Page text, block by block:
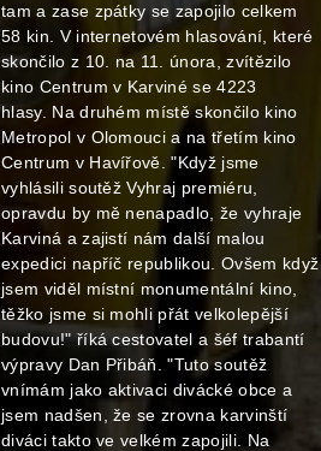
tam a zase zpátky se zapojilo celkem
58 kin. V internetovém hlasování, které
skončilo z 10. na 11. února, zvítězilo
kino Centrum v Karviné se 4223
hlasy. Na druhém místě skončilo kino
Metropol v Olomouci a na třetím kino
Centrum v Havířově. "Když jsme
vyhlásili soutěž Vyhraj premiéru,
opravdu by mě nenapadlo, že vyhraje
Karviná a zajistí nám další malou
expedici napříč republikou. Ovšem když
jsem viděl místní monumentální kino,
těžko jsme si mohli přát velkolepější
budovu!" říká cestovatel a šéf trabantí
výpravy Dan Přibáň. "Tuto soutěž
vnímám jako aktivaci divácké obce a
jsem nadšen, že se zrovna karvinští
diváci takto ve velkém zapojili. Na